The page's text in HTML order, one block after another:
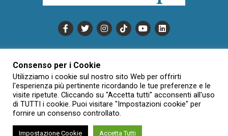
INFORMATIVA SULLA PRIVACY
CONDIZIONI DI UTILIZZO
DATI SOCIETARI
NOVAJO
CREDITS
CONTATTTI
Creative Commons Attribuzione - Non commerciale - Non opere
Consenso per i Cookie
Utilizziamo i cookie sul nostro sito Web per offrirti
l'esperienza più pertinente ricordando le tue preferenze e le
visite ripetute. Cliccando su "Accetta tutti" acconsenti all'uso
di TUTTI i cookie. Puoi visitare "Impostazioni cookie" per
fornire un consenso controllato.
Impostazione Cookie Accetta Tutti